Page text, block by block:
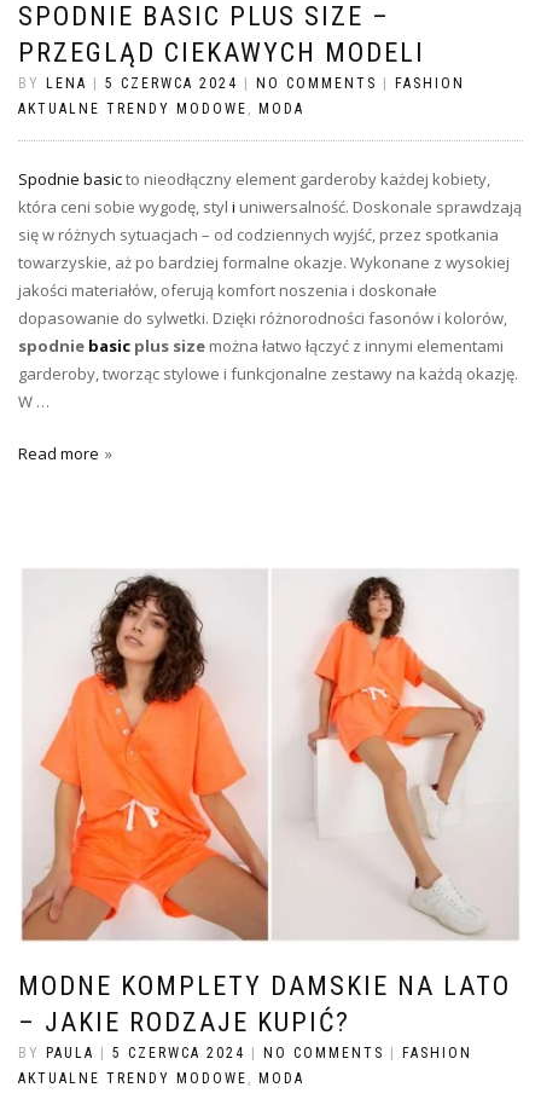
SPODNIE BASIC PLUS SIZE –
PRZEGLĄD CIEKAWYCH MODELI
BY LENA 5 CZERWCA 2024 NO COMMENTS
FASHION
AKTUALNE TRENDY MODOWE , MODA
Spodnie basicto nieodłączny element garderoby każdej kobiety,
która ceni sobie wygodę, styl i uniwersalność. Doskonale sprawdzają
się w różnych sytuacjach – od codziennych wyjść, przez spotkania
towarzyskie, aż po bardziej formalne okazje. Wykonane z wysokiej
jakości materiałów, oferują komfort noszenia i doskonałe
dopasowanie do sylwetki. Dzięki różnorodności fasonów i kolorów,
spodnie basic plus size można łatwo łączyć z innymi elementami
garderoby, tworząc stylowe i funkcjonalne zestawy na każdą okazję.
W …
Read more
MODNE KOMPLETY DAMSKIE NA LATO
– JAKIE RODZAJE KUPIĆ?
BY PAULA | 5 CZERWCA 2024 | NO COMMENTS | FASHION
AKTUALNE TRENDY MODOWE
MODA